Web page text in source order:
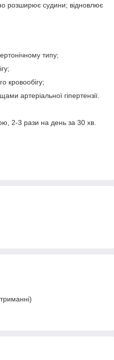
розширює судини; відновлює
типу;
кровообігу;
артеріальної гіпертензії.
2-3 рази на день за 30 хв.